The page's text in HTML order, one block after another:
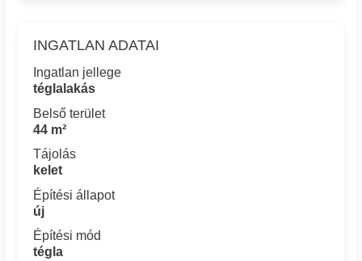
INGATLAN ADATAI
Ingatlan jellege
téglalakás
Belső terület
44 m²
Tájolás
kelet
Építési állapot
új
Építési mód
tégla